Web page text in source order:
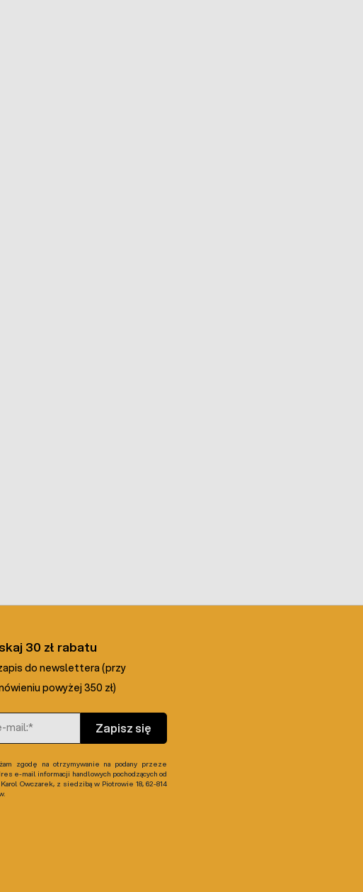
30 zł rabatu
do newslettera (przy
powyżej 350 zł)
Zapisz się
zgodę na otrzymywanie na podany przeze
e-mail informacji handlowych pochodzących od
Karol Owczarek, z siedzibą w Piotrowie 18, 62-814